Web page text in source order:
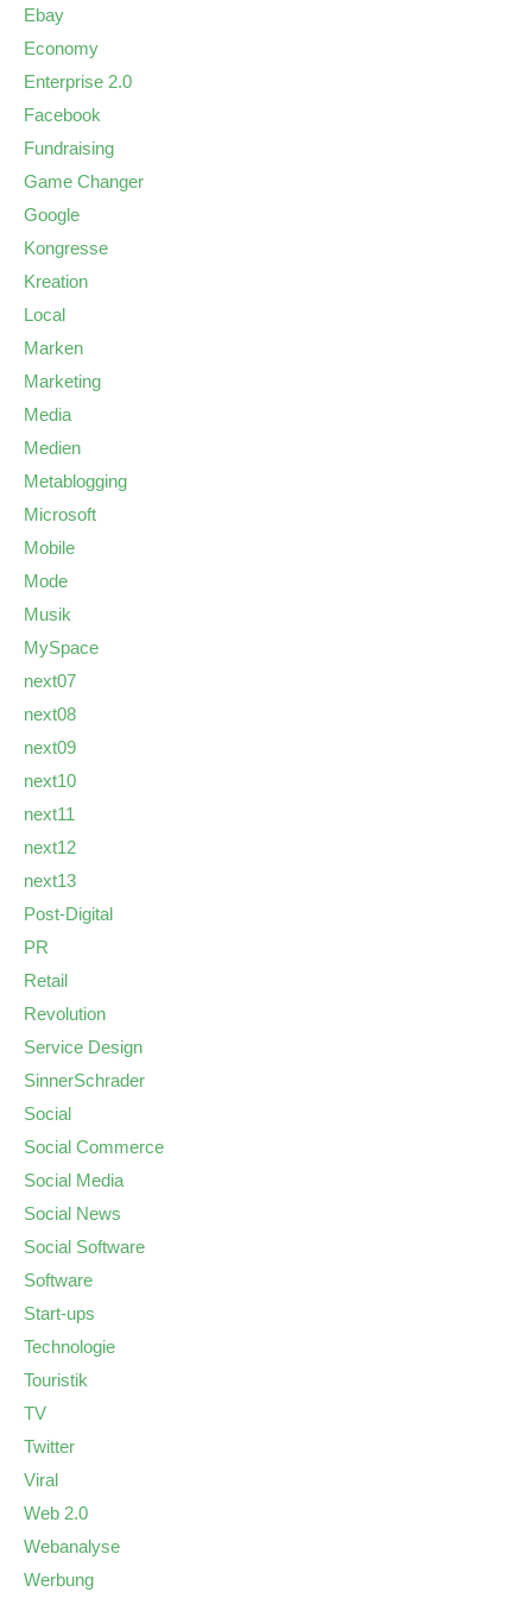
Ebay
Economy
Enterprise 2.0
Facebook
Fundraising
Game Changer
Google
Kongresse
Kreation
Local
Marken
Marketing
Media
Medien
Metablogging
Microsoft
Mobile
Mode
Musik
MySpace
next07
next08
next09
next10
next11
next12
next13
Post-Digital
PR
Retail
Revolution
Service Design
SinnerSchrader
Social
Social Commerce
Social Media
Social News
Social Software
Software
Start-ups
Technologie
Touristik
TV
Twitter
Viral
Web 2.0
Webanalyse
Werbung